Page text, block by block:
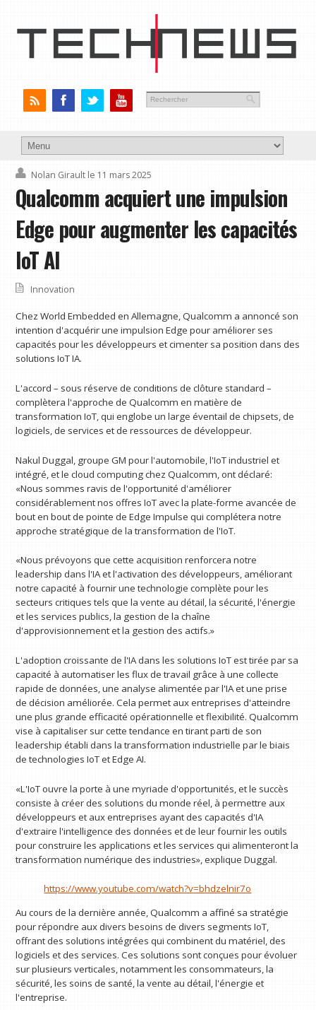
Nolan Girault le 11 mars 2025
Qualcomm acquiert une impulsion
Edge pour augmenter les capacités
IoT AI
Innovation
Chez World Embedded en Allemagne, Qualcomm a annoncé son
intention d'acquérir une impulsion Edge pour améliorer ses
capacités pour les développeurs et cimenter sa position dans des
solutions IoT IA.
L'accord – sous réserve de conditions de clôture standard –
complètera l'approche de Qualcomm en matière de
transformation IoT, qui englobe un large éventail de chipsets, de
logiciels, de services et de ressources de développeur.
Nakul Duggal, groupe GM pour l'automobile, l'IoT industriel et
intégré, et le cloud computing chez Qualcomm, ont déclaré:
«Nous sommes ravis de l'opportunité d'améliorer
considérablement nos offres IoT avec la plate-forme avancée de
bout en bout de pointe de Edge Impulse qui complétera notre
approche stratégique de la transformation de l'IoT.
«Nous prévoyons que cette acquisition renforcera notre
leadership dans l'IA et l'activation des développeurs, améliorant
notre capacité à fournir une technologie complète pour les
secteurs critiques tels que la vente au détail, la sécurité, l'énergie
et les services publics, la gestion de la chaîne
d'approvisionnement et la gestion des actifs.»
L'adoption croissante de l'IA dans les solutions IoT est tirée par sa
capacité à automatiser les flux de travail grâce à une collecte
rapide de données, une analyse alimentée par l'IA et une prise
de décision améliorée. Cela permet aux entreprises d'atteindre
une plus grande efficacité opérationnelle et flexibilité. Qualcomm
vise à capitaliser sur cette tendance en tirant parti de son
leadership établi dans la transformation industrielle par le biais
de technologies IoT et Edge AI.
«L'IoT ouvre la porte à une myriade d'opportunités, et le succès
consiste à créer des solutions du monde réel, à permettre aux
développeurs et aux entreprises ayant des capacités d'IA
d'extraire l'intelligence des données et de leur fournir les outils
pour construire les applications et les services qui alimenteront la
transformation numérique des industries», explique Duggal.
https://www.youtube.com/watch?v=bhdzelnir7o
Au cours de la dernière année, Qualcomm a affiné sa stratégie
pour répondre aux divers besoins de divers segments IoT,
offrant des solutions intégrées qui combinent du matériel, des
logiciels et des services. Ces solutions sont conçues pour évoluer
sur plusieurs verticales, notamment les consommateurs, la
sécurité, les soins de santé, la vente au détail, l'énergie et
l'entreprise.